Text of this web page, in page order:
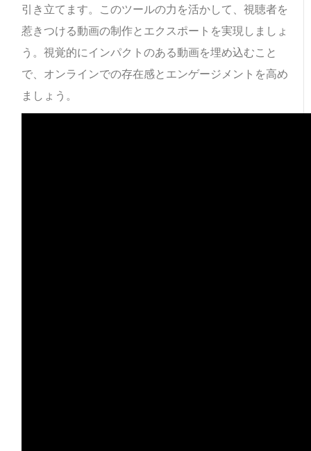
引き立てます。このツールの力を活かして、視聴者を
惹きつける動画の制作とエクスポートを実現しましょ
う。視覚的にインパクトのある動画を埋め込むこと
で、オンラインでの存在感とエンゲージメントを高め
ましょう。